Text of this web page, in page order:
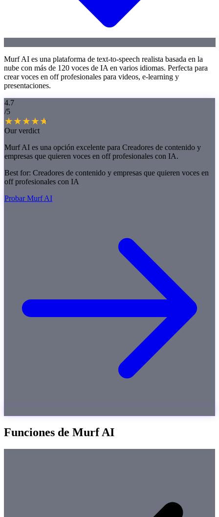
Murf AI es una plataforma de text-to-speech realista basada en la
nube con más de 120 voces de IA en varios idiomas. Perfecta para
crear voces en off profesionales para videos, e-learning y
presentaciones.
4.7
/5
Our verdict
Murf AI es una opción excelente para Creadores de contenido y
empresas que quieren voces en off profesionales con IA.
Best for: Creadores de contenido y empresas que quieren voces en
off profesionales con IA
Probar Murf AI
Funciones de Murf AI